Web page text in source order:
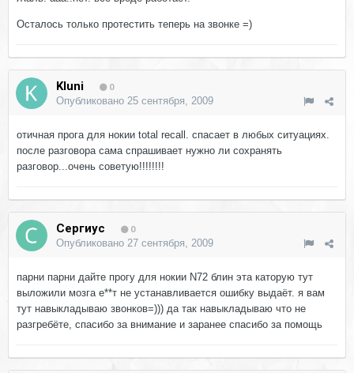
Осталось только протестить теперь на звонке =)
Kluni 0
Опубликовано 25 сентября, 2009
отичная прога для нокии total recall. спасает в любых ситуациях.
после разговора сама спрашивает нужно ли сохранять
разговор...очень советую!!!!!!!!
Сергиус 0
Опубликовано 27 сентября, 2009
парни парни дайте прогу для нокии N72 блин эта каторую тут
выложили мозга е**т не устанавливается ошибку выдаёт. я вам
тут навыкладываю звонков=))) да так навыкладываю что не
разгребёте, спасибо за внимание и заранее спасибо за помощь